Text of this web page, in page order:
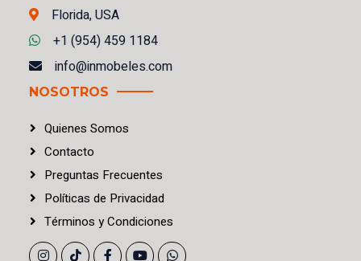
Florida, USA
+1 (954) 459 1184
info@inmobeles.com
NOSOTROS
Quienes Somos
Contacto
Preguntas Frecuentes
Políticas de Privacidad
Términos yCondiciones